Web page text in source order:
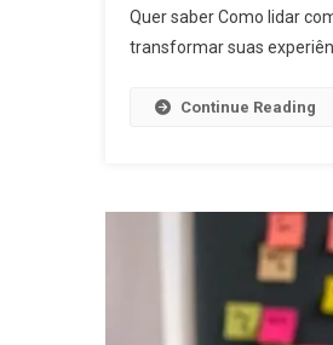
Quer saber Como lidar
transformar suas
Continue Reading